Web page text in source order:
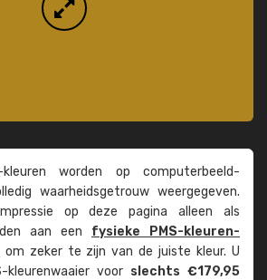
kleuren worden op computer­beeld­
waarheids­­getrouw weer­gegeven.
op deze pagina alleen als
aan een fysieke PMS-kleuren­
om zeker te zijn van de juiste kleur. U
voor slechts €179,95